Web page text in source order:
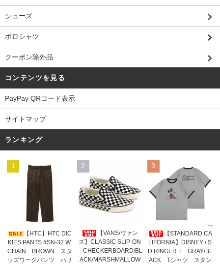
シューズ
ポロシャツ
クーポン除外品
コンテンツを見る
PayPay QRコード表示
サイトマップ
ランキング
1
【HTC】HTC DIC
KIES PANTS #SN-32 W.
CHAIN BROWN スタ
ッズワークパンツ ハリ
2
【VANS/ヴァン
ズ】CLASSIC SLIP-ON
CHECKERBOARD/BL
ACK/MARSHMALLOW
3
【STANDARD CA
LIFORNIA】DISNEY / S
D RINGER T GRAY/BL
ACK Tシャツ スタン